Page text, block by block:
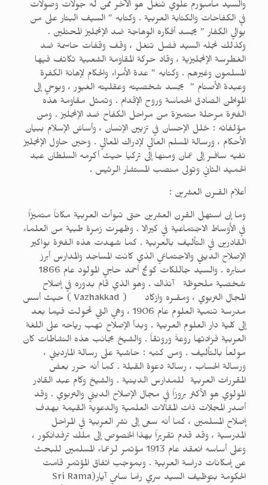
والسيد مامبورم علوي تنغل هو الآخر ممن له جولات وصولات
في الكفاحات والكتابة العربية . وكتابه ” السيف البتار على من
يوالي الكفار ” يجسد أفكاره الوهاجة ضد الإنجليز المحتلين .
وكذلك نجله السيد فضل تنغل ، وقف وقفات حاسمة ضد
الغطرسة الإنجليزية ، وقاد حركة المقاومة الشعبية تكاتف فيها
المسلمون وغيرهم . وكتابه ” عدة الأمراء والحكام لإهانة الكفرة
وعبدة الأصنام ” يجسد شخصيته وعقليته الغيور ، ويوحي إلى
المواطن الصادق الحماسة وروح الإقدام . وتمثل مقاومة هذه
الفترة مرحلة متميزة من مراحل الكفاح ضد الإنجليز . ومن
مؤلفاته : حُلل الإحسان في تزيين الإنسان ، وأساسُ الإسلام ببيان
الأحكام ، ورسالة المسلم العالي لإدراك المعالي . وحين حاول الإنجليز
نفيه سافـر إلى عمان ومنها إلى تركيا حيث أكرمه السلطان عبد
الحميد الثاني وتولى منصب المستشار الرئيس .
أعلام القـرن العشرين :
وما إن استهل القرن العشرين حتى تبوأت العربية مكاناً متميزاً
في الأوساط الاجتماعية في كيرالا . وظهرت زمرة طبية من العلماء
القادرين في التأليف بالعربية . كما شهدت هذه الفترة بواكير
الإصلاح الديني والاجتماعي الذي كانت المساجد والمدارس أبرز
منابره . والسيد جاللكات كونج أحمد حاجي المولود عام 1866
شخصية ملحوظة آنذاك . وهو الذي قام بدوره في إصلاح
المجال التربوي ، ومقـره وازكاد ( Vazhakkad ) حيث أسس
مدرسة تنمية العلوم عام 1906 ، وهي التي تحولت فيما بعد
إلى كلية دار العلوم العربية . وبدأ الإصلاح تهب رياحه على اللغة
العربية فزادتها روعةً ورونقاً . والشيخ بجانب هذه النشاطات كان
مولعاً بالتأليف . ومن كتبه : حاشية على رسالة المارديني ،
ورسالة الحساب ، رسالة دعوة القبلة . كما أنه حرر بعض
المقررات العربية للمدارس الدينية . والشيخ وكام عبد القادر
المولوي هو الأكثر بروزاً في مجال الإصلاح الديني والتربوي . وقد
أصدر المجلات ذات المقالات العلمية والدعوية القيمة بهدف
إصلاح المسلمين ، كما أنه سعى إلى نشر العربية في المراحل
المدرسية ، وقد قدم تقريراً بهذا الخصوص إلى ملك ترفدانكور ،
وعلى أساسه انعقد عام 1913 مؤتمر لزعماء المسلمين للبحث
عن إمكانات دراسة العربية . وبموجب اتفاق المؤتمر قامت
الحكومة بتوظيف السيد سري راما سامي آيار(Sri Rama